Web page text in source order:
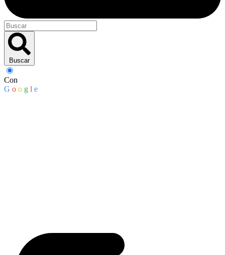
Buscar
Con
G o o g l e